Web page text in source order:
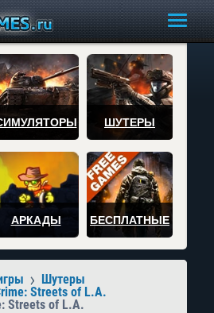
ШУТЕРЫ
АРКАДЫ БЕСПЛАТНЫЕ
Шутеры
Streets of L.A.
Streets of L.A.